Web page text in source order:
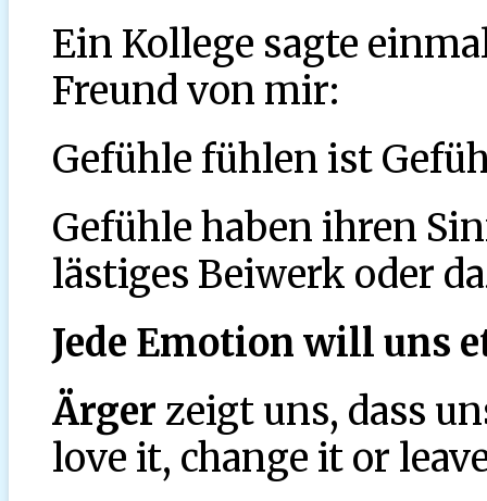
Ein Kollege sagte
Freund von mir:
Gefühle fühlen ist
Gefühle haben ihren
lästiges Beiwerk oder
Jede Emotion will uns
Ärger zeigt uns, dass
love it, change it or